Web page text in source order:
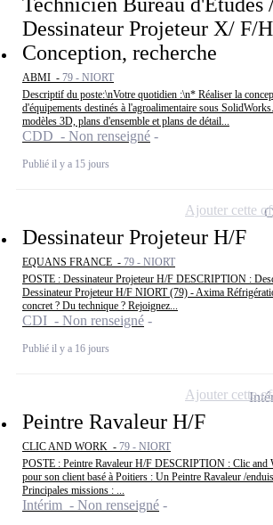
Dessinateur Projeteur X/ F/
Conception, recherche
ABMI - 79 - NIORT
Descriptif du poste:\nVotre quotidien :\n* Réaliser la
d'équipements destinés à l'agroalimentaire sous
modèles 3D, plans d'ensemble et plans de détail...
CDD - Non renseigné
Publié il y a 15 jours
Dessinateur Projeteur H/F
EQUANS FRANCE - 79 - NIORT
POSTE : Dessinateur Projeteur H/F DESCRIPTION :
Dessinateur Projeteur H/F NIORT (79) - Axima
concret ? Du technique ? Rejoignez...
CDI - Non renseigné
Publié il y a 16 jours
Ajouter cette
Peintre Ravaleur H/F
CLIC AND WORK - 79 - NIORT
POSTE : Peintre Ravaleur H/F DESCRIPTION : Clic and
pour son client basé à Poitiers : Un Peintre Ravaleur /
Principales missions : ...
Intérim - Non renseigné
Ajouter cette